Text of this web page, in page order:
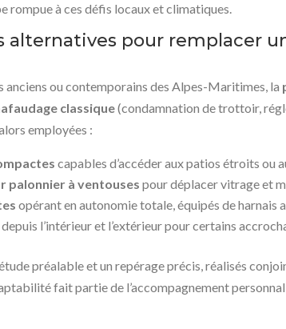
rompue à ces défis locaux et climatiques.
alternatives pour remplacer
anciens ou contemporains des Alpes-Maritimes, la
classique(condamnation de trottoir,
employées :
capables d’accéder aux patios étroits ou
palonnier à ventouses pour déplacer vitrage et
opérant en autonomie totale, équipés de harnais
l’intérieur et l’extérieur pour certains
préalable et un repérage précis, réalisés
fait partie de l’accompagnement